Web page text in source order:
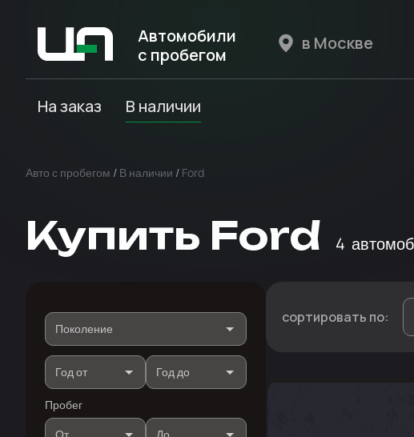
Автомобили
с пробегом
На заказ В наличии
Авто с пробегом / В наличии / Ford
Купить Ford 4
Пробег
сортировать по: